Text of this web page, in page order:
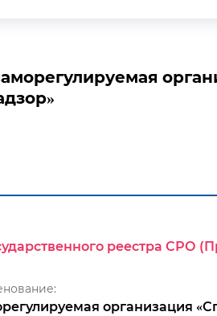
реестра СРО
организация